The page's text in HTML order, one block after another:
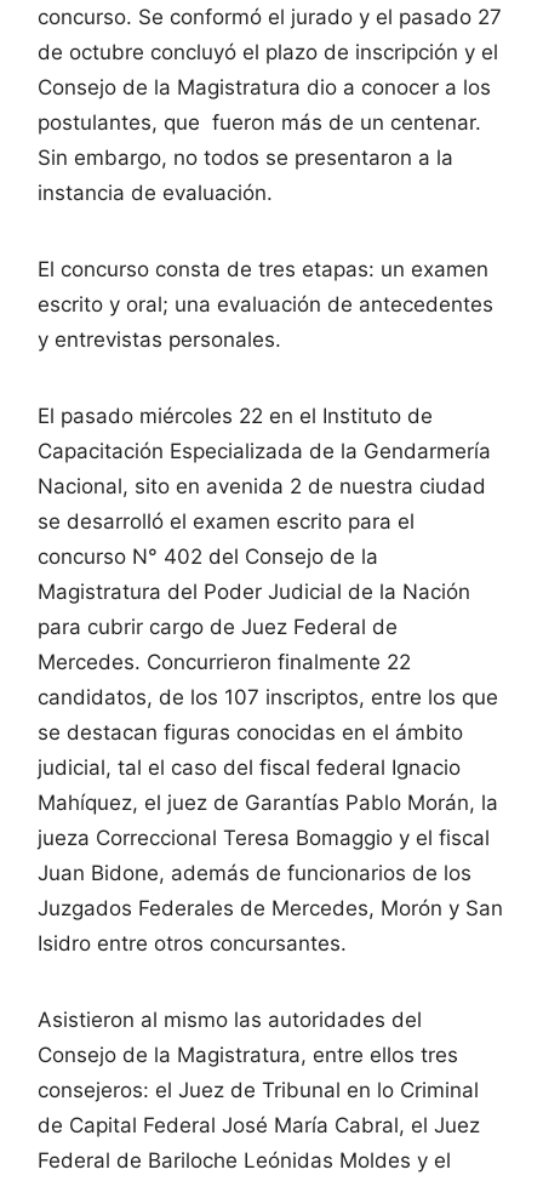
concurso. Se conformó el jurado y el pasado 27
de octubre concluyó el plazo de inscripción y el
Consejo de la Magistratura dio a conocer a los
postulantes, que fueron más de un centenar.
Sin embargo, no todos se presentaron a la
instancia de evaluación.
El concurso consta de tres etapas: un examen
escrito y oral; una evaluación de antecedentes
y entrevistas personales.
El pasado miércoles 22 en el Instituto de
Capacitación Especializada de la Gendarmería
Nacional, sito en avenida 2 de nuestra ciudad
se desarrolló el examen escrito para el
concurso N° 402 del Consejo de la
Magistratura del Poder Judicial de la Nación
para cubrir cargo de Juez Federal de
Mercedes. Concurrieron finalmente 22
candidatos, de los 107 inscriptos, entre los que
se destacan figuras conocidas en el ámbito
judicial, tal el caso del fiscal federal Ignacio
Mahíquez, el juez de Garantías Pablo Morán, la
jueza Correccional Teresa Bomaggio y el fiscal
Juan Bidone, además de funcionarios de los
Juzgados Federales de Mercedes, Morón y San
Isidro entre otros concursantes.
Asistieron al mismo las autoridades del
Consejo de la Magistratura, entre ellos tres
consejeros: el Juez de Tribunal en lo Criminal
de Capital Federal José María Cabral, el Juez
Federal de Bariloche Leónidas Moldes y el